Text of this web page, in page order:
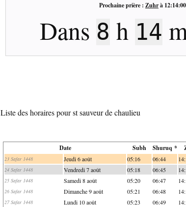
Prochaine prière : Zuhrà 12:14:00
Dans 8 h 14
Liste des horaires pour st sauveur de chaulieu
Date Subh Shuruq *
23 Safar 1448 Jeudi 6 août 05:16 06:44
24 Safar 1448 Vendredi 7 août 05:18 06:45
25 Safar 1448 Samedi 8 août 05:20 06:47
26 Safar 1448 Dimanche 9 août 05:21 06:48
27 Safar 1448 Lundi 10 août 05:23 06:49